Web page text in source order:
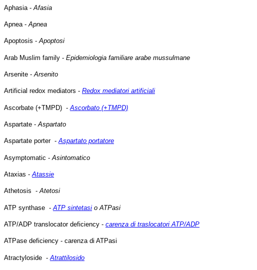
Aphasia - Afasia
Apnea -Apnea
Apoptosis -Apoptosi
Arab Muslim family - Epidemiologia familiare arabe mussulmane
Arsenite -Arsenito
Artificial redox mediators - Redox mediatori artificiali
Ascorbate (+TMPD) - Ascorbato (+TMPD)
Aspartate -Aspartato
Aspartate porter -Aspartato portatore
Asymptomatic - Asintomatico
Ataxias -Atassie
Athetosis -Atetosi
ATP synthase - ATP sintetasi o ATPasi
ATP/ADP translocator deficiency - carenza di traslocatori ATP/ADP
ATPase deficiency - carenza di ATPasi
Atractyloside - Atrattilosido